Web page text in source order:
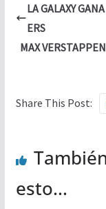
LA GALAXY
ERS
MAX
Share This Post:
esto...